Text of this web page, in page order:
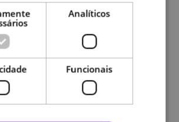
uma rede de contactos, no
em língua portuguesa, é de
e a sua conclusão permite a
de Conclusão.
Analíticos
Funcionais